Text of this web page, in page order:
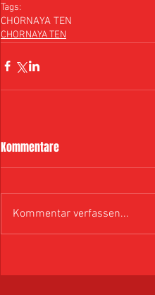
Tags:
CHORNAYA TEN
CHORNAYA TEN
Kommentare
Kommentar verfassen...